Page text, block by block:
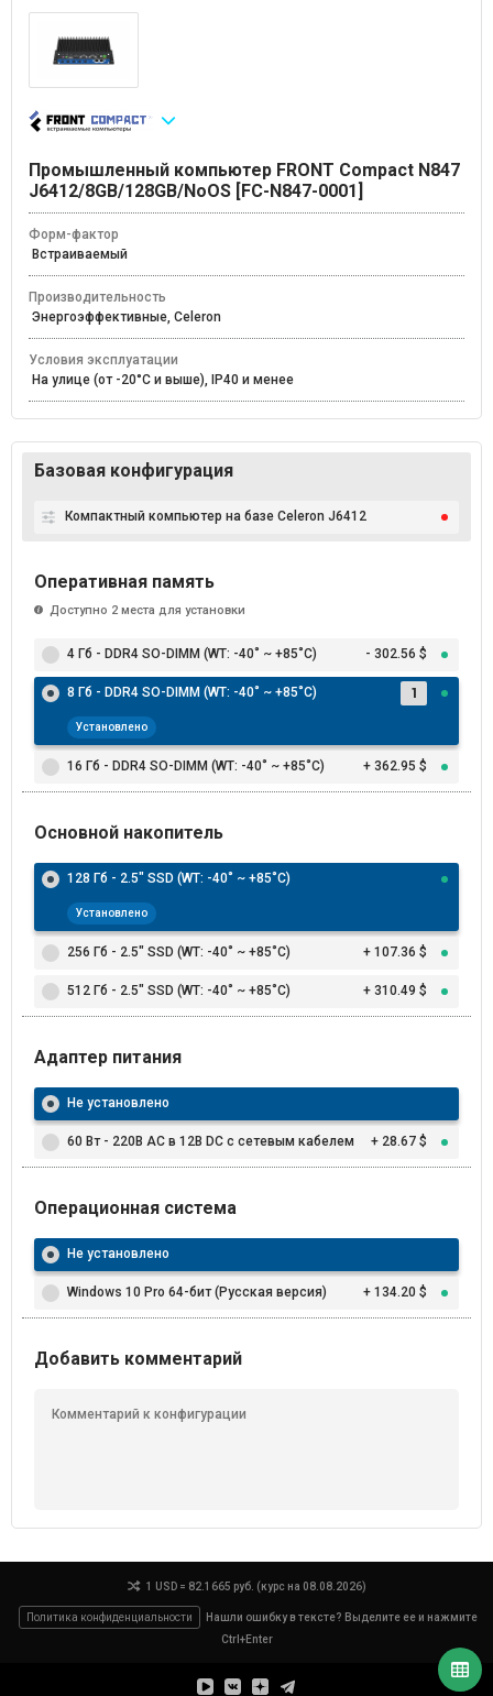
Промышленный компьютер FRONT Compact N847
J6412/8GB/128GB/NoOS [FC-N847-0001]
Форм-фактор
Встраиваемый
Производительность
Энергоэффективные, Celeron
Условия эксплуатации
На улице (от -20°С и выше), IP40 и менее
Базовая конфигурация
Компактный компьютер на базе Celeron J6412
Оперативная память
Доступно 2 места для установки
4 Гб - DDR4 SO-DIMM (WT: -40˚ ~ +85˚C) - 302.56 $
8 Гб - DDR4 SO-DIMM (WT: -40˚ ~ +85˚C)
Установлено
16 Гб - DDR4 SO-DIMM (WT: -40˚ ~ +85˚C) + 362.95 $
Основной накопитель
128 Гб - 2.5" SSD (WT: -40˚ ~ +85˚C)
Установлено
256 Гб - 2.5" SSD (WT: -40˚ ~ +85˚C) + 107.36 $
512 Гб - 2.5" SSD (WT: -40˚ ~ +85˚C) + 310.49 $
Адаптер питания
Не установлено
60 Вт - 220В AC в 12В DC с сетевым кабелем + 28.67 $
Операционная система
Не установлено
Windows 10 Pro 64-бит (Русская версия) + 134.20 $
Добавить комментарий
1 USD = 82.1665 руб. (курс на 08.08.2026)
Политика конфиденциальности
Нашли ошибку в тексте? Выделите ее и нажмите
Ctrl+Enter